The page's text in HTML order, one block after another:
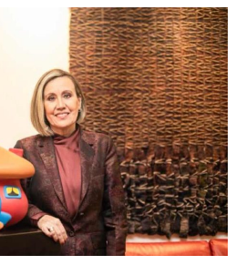
y
al
un
QR
de
los